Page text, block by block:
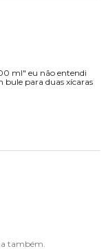
ml" eu não entendi
bule para duas xícaras
também.